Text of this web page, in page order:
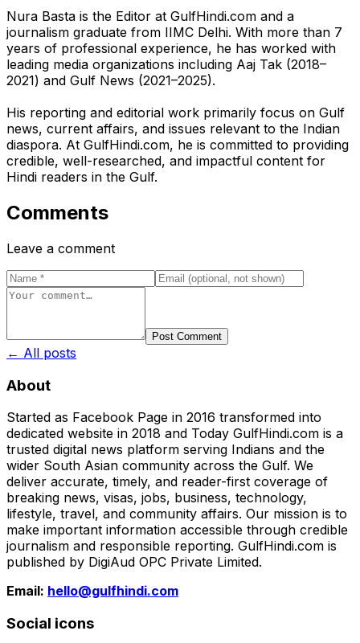
Nura Basta is the Editor at GulfHindi.com and a
journalism graduate from IIMC Delhi. With more than 7
years of professional experience, he has worked with
leading media organizations including Aaj Tak (2018–
2021) and Gulf News (2021–2025).
His reporting and editorial work primarily focus on Gulf
news, current affairs, and issues relevant to the Indian
diaspora. At GulfHindi.com, he is committed to providing
credible, well-researched, and impactful content for
Hindi readers in the Gulf.
Comments
Leave a comment
Post Comment
← All posts
About
Started as Facebook Page in 2016 transformed into
dedicated website in 2018 and Today GulfHindi.com is a
trusted digital news platform serving Indians and the
wider South Asian community across the Gulf. We
deliver accurate, timely, and reader-first coverage of
breaking news, visas, jobs, business, technology,
lifestyle, travel, and community affairs. Our mission is to
make important information accessible through credible
journalism and responsible reporting. GulfHindi.com is
published by DigiAud OPC Private Limited.
Email: hello@gulfhindi.com
Social icons